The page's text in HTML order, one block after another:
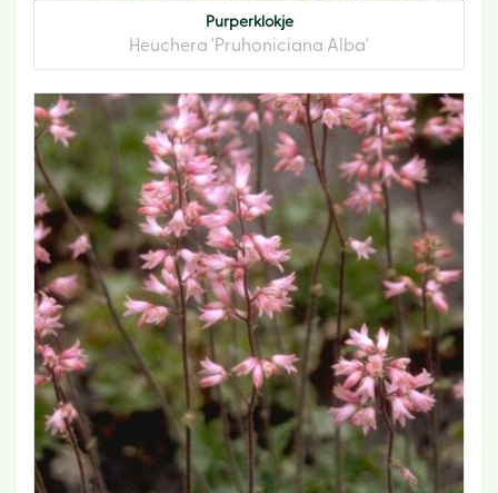
Purperklokje
Heuchera 'Pruhoniciana Alba'